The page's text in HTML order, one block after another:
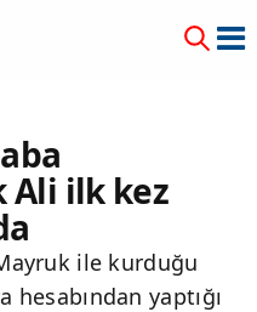
ilk kez
ile kurduğu
hesabından yaptığı